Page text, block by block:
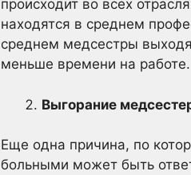
происходит во всех
находятся в среднем
среднем медсестры
меньше времени на работе.
Выгорание
Еще одна причина, по
больными может быть